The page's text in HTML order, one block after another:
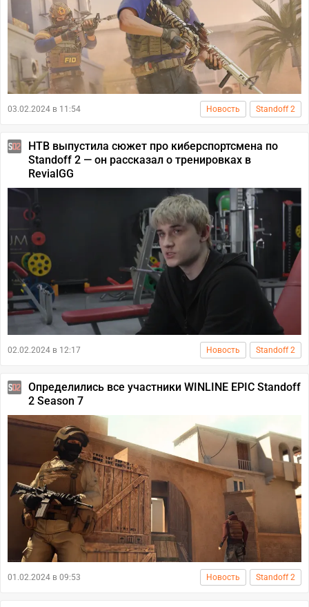
03.02.2024 в 11:54 Новость Standoff 2
НТВ выпустила сюжет про киберспортсмена по
Standoff 2 — он рассказал о тренировках в
RevialGG
02.02.2024 в 12:17 Новость Standoff 2
Определились все участники WINLINE EPIC Standoff
2 Season 7
01.02.2024 в 09:53 Новость Standoff 2